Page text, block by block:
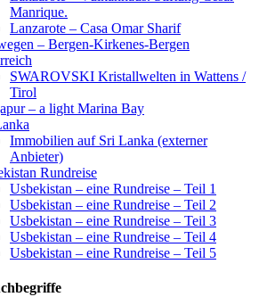
Manrique.
Lanzarote – Casa Omar Sharif
– Bergen-Kirkenes-Bergen
SWAROVSKI Kristallwelten in Wattens /
Tirol
– a light Marina Bay
Immobilien auf Sri Lanka (externer
Anbieter)
Rundreise
Usbekistan – eine Rundreise – Teil 1
Usbekistan – eine Rundreise – Teil 2
Usbekistan – eine Rundreise – Teil 3
Usbekistan – eine Rundreise – Teil 4
Usbekistan – eine Rundreise – Teil 5